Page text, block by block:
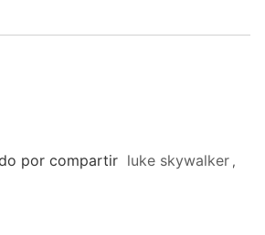
luke skywalker ,
por compartir